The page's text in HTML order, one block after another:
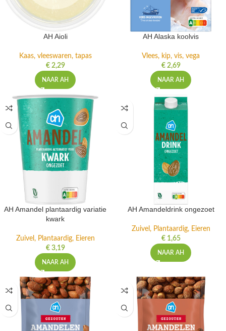
AH Aioli
Kaas, vleeswaren, tapas
€2,29
NAAR AH
AH Alaska koolvis
Vlees, kip, vis, vega
€2,69
NAAR AH
AH Amandel plantaardig variatie
kwark
Zuivel, Plantaardig, Eieren
€3,19
NAAR AH
AH Amandeldrink ongezoet
Zuivel, Plantaardig, Eieren
€1,65
NAAR AH